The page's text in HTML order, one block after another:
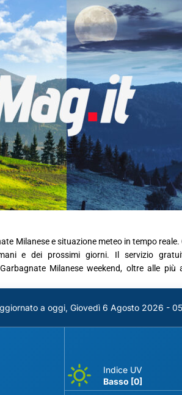
Milanese e situazione meteo in tempo reale.
e dei prossimi giorni. Il servizio
Milanese weekend, oltre alle più
a oggi, Giovedì 6 Agosto 2026 -
Indice UV
Basso [0]